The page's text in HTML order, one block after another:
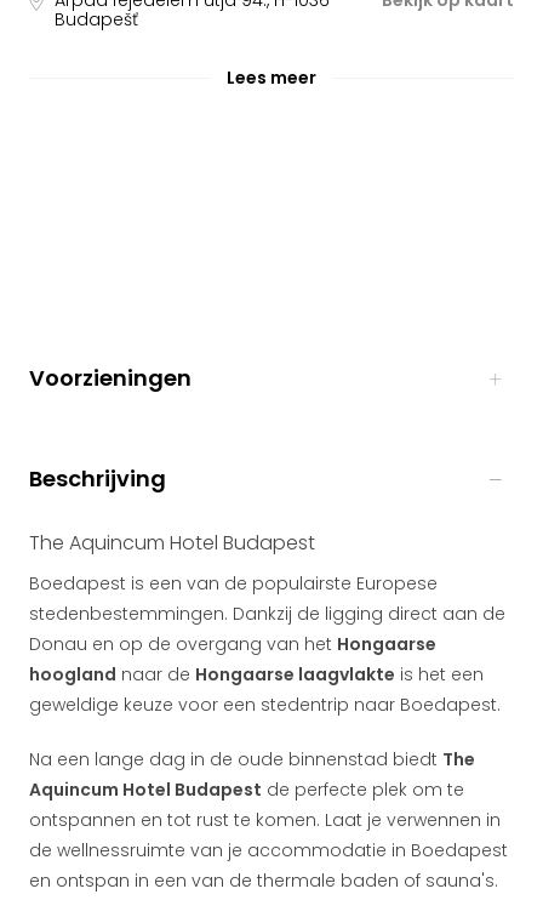
Budapešť
Lees meer
Voorzieningen
Beschrijving
The Aquincum Hotel Budapest
Boedapest is een van de populairste Europese
stedenbestemmingen. Dankzij de ligging direct aan de
Donau en op de overgang van het Hongaarse
hoogland naar de Hongaarse laagvlakte is het een
geweldige keuze voor een stedentrip naar Boedapest.
Na een lange dag in de oude binnenstad biedt The
Aquincum Hotel Budapest de perfecte plek om te
ontspannen en tot rust te komen. Laat je verwennen in
de wellnessruimte van je accommodatie in Boedapest
en ontspan in een van de thermale baden of sauna's.